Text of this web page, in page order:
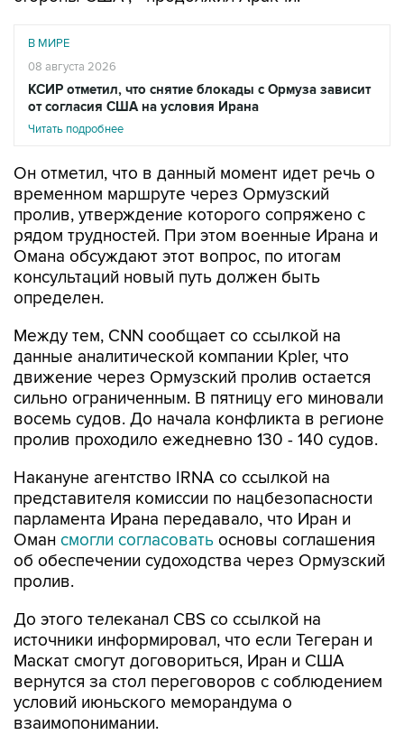
В МИРЕ
08 августа 2026
КСИР отметил, что снятие блокады с Ормуза зависит
от согласия США на условия Ирана
Читать подробнее
Он отметил, что в данный момент идет речь о
временном маршруте через Ормузский
пролив, утверждение которого сопряжено с
рядом трудностей. При этом военные Ирана и
Омана обсуждают этот вопрос, по итогам
консультаций новый путь должен быть
определен.
Между тем, CNN сообщает со ссылкой на
данные аналитической компании Kpler, что
движение через Ормузский пролив остается
сильно ограниченным. В пятницу его миновали
восемь судов. До начала конфликта в регионе
пролив проходило ежедневно 130 - 140 судов.
Накануне агентство IRNA со ссылкой на
представителя комиссии по нацбезопасности
парламента Ирана передавало, что Иран и
Оман смогли согласовать основы соглашения
об обеспечении судоходства через Ормузский
пролив.
До этого телеканал CBS со ссылкой на
источники информировал, что если Тегеран и
Маскат смогут договориться, Иран и США
вернутся за стол переговоров с соблюдением
условий июньского меморандума о
взаимопонимании.